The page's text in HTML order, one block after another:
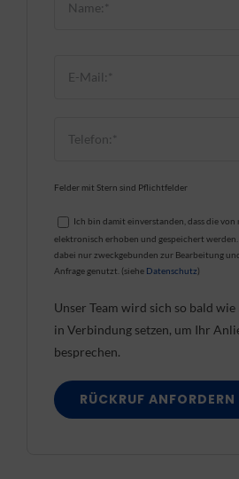
Felder mit Stern sind Pflichtfelder
Ich bin damit einverstanden, dass die von
elektronisch erhoben und gespeichert
dabei nur zweckgebunden zur Bearbeitung
Anfrage genutzt. (siehe Datenschutz)
Unser Team wird sich so bald
in Verbindung setzen, um Ihr
besprechen.